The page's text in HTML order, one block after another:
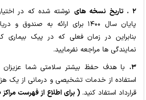
۲ .
تاریخ نسخه های نوشته شده که در
پایان سال ۱۴۰۰ برای ارائه به صندوق
بنابراین در زمان فعلی که در پیک بیماری
نمایندگی ها مراجعه نفرمایید.
۳.
با هدف حفظ بیشتر سلامتی شما
استفاده از خدمات تشخیصی و درمانی از یک
قرارداد استفاد کنید.( برای اطلاع از فهرست مراکز